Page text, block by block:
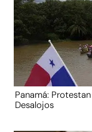
Panamá:
Desalojos